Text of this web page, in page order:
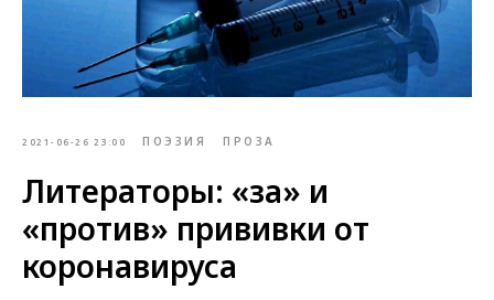
2021-06-26 23:00 ПОЭЗИЯ ПРОЗА
Литераторы: «за» и
«против» прививки от
коронавируса